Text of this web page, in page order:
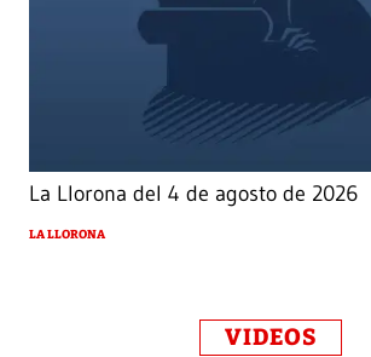
La Llorona del 4 de agosto de 2026
LA LLORONA
VIDEOS